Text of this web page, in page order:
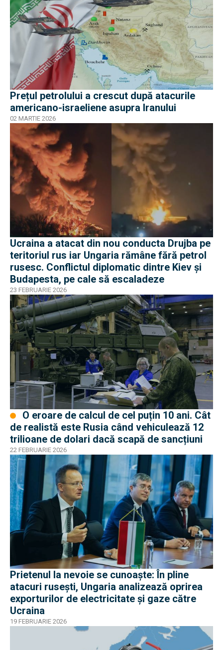
Prețul petrolului a crescut după atacurile
americano-israeliene asupra Iranului
02 MARTIE 2026
Ucraina a atacat din nou conducta Drujba pe
teritoriul rus iar Ungaria rămâne fără petrol
rusesc. Conflictul diplomatic dintre Kiev și
Budapesta, pe cale să escaladeze
23 FEBRUARIE 2026
de realistă este Rusia când vehiculează 12
trilioane de dolari dacă scapă de sancțiuni
22 FEBRUARIE 2026
Prietenul la nevoie se cunoaște: În pline
atacuri rusești, Ungaria analizează oprirea
exporturilor de electricitate şi gaze către
Ucraina
19 FEBRUARIE 2026